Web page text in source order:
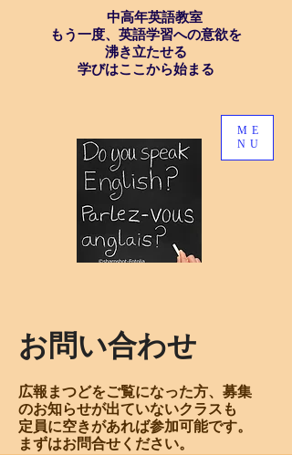
中高年英語教室
もう一度、英語学習への意欲を
沸き立たせる
学びはここから始まる
ME
NU
お問い合わせ
広報まつどをご覧になった方、 募集
のお知らせが出ていないクラスも
定員に空きがあれば参加可能です。
まずはお問合せください。